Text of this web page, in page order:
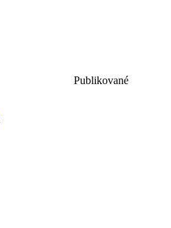
Publikované